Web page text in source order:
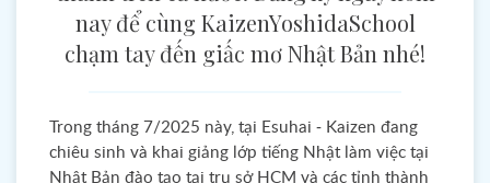
nay để cùng KaizenYoshidaSchool
chạm tay đến giấc mơ Nhật Bản nhé!
Trong tháng 7/2025 này, tại Esuhai - Kaizen đang
chiêu sinh và khai giảng lớp tiếng Nhật làm việc tại
Nhật Bản đào tạo tại trụ sở HCM và các tỉnh thành